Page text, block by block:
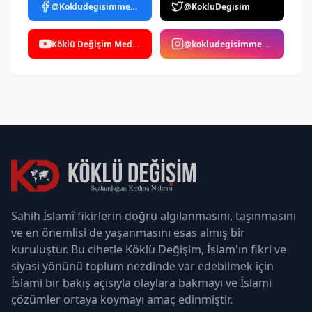
@Kokludegisimmedya @KokluDegisim
Köklü Değişim Medya @kokludegisimmedya
Sahih İslamî fikirlerin doğru algılanmasını, taşınmasını
ve en önemlisi de yaşanmasını esas almış bir
kuruluştur. Bu cihetle Köklü Değişim, İslam'ın fikri ve
siyasi yönünü toplum nezdinde var edebilmek için
İslami bir bakış açısıyla olaylara bakmayı ve İslami
çözümler ortaya koymayı amaç edinmiştir.